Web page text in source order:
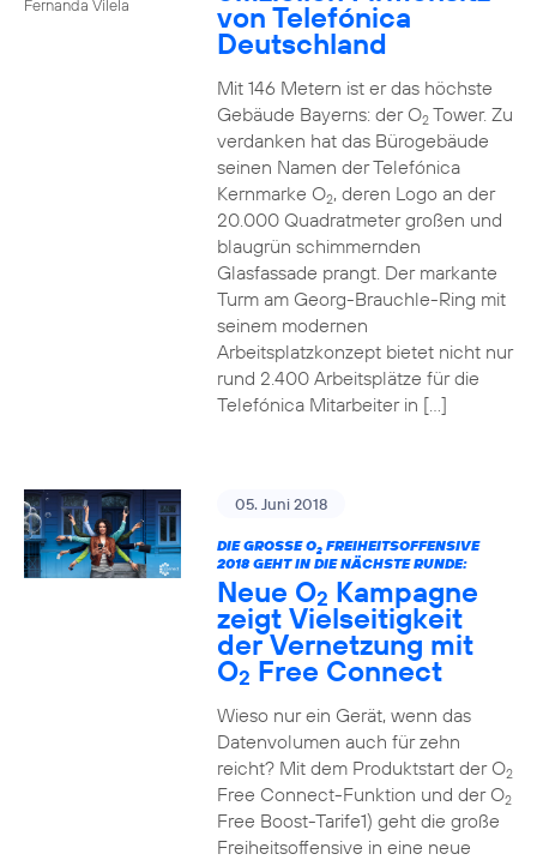
Fernanda Vilela
von Telefónica
Deutschland
Mit 146 Metern ist er das höchste
Gebäude Bayerns: der O2Tower. Zu
verdanken hat das Bürogebäude
seinen Namen der Telefónica
Kernmarke O2, deren Logo an der
20.000 Quadratmeter großen und
blaugrün schimmernden
Glasfassade prangt. Der markante
Turm am Georg-Brauchle-Ring mit
seinem modernen
Arbeitsplatzkonzept bietet nicht nur
rund 2.400 Arbeitsplätze für die
Telefónica Mitarbeiter in […]
05. Juni 2018
DIE GROSSE O 2FREIHEITSOFFENSIVE
2018 GEHT IN DIE NÄCHSTE RUNDE:
Neue O2 Kampagne
zeigt Vielseitigkeit
der Vernetzung mit
O2 Free Connect
Wieso nur ein Gerät, wenn das
Datenvolumen auch für zehn
reicht? Mit dem Produktstart der O2
Free Connect-Funktion und der O2
Free Boost-Tarife1) geht die große
Freiheitsoffensive in eine neue